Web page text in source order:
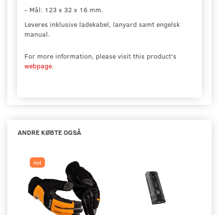
- Mål: 123 x 32 x 16 mm.
Leveres inklusive ladekabel, lanyard samt engelsk
manual.
For more information, please visit this product's
webpage.
ANDRE KØBTE OGSÅ
Hot